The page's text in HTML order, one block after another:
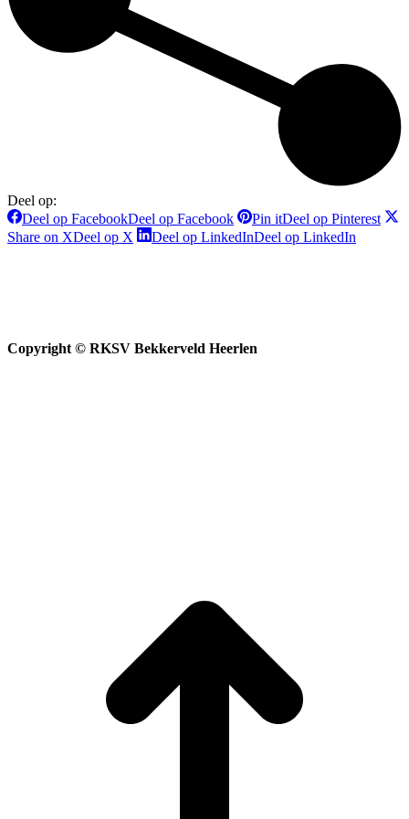
Deel op:
Deel op FacebookDeel op Facebook Pin itDeel op Pinterest
Share on XDeel op X Deel op LinkedInDeel op LinkedIn
Copyright © RKSV Bekkerveld Heerlen